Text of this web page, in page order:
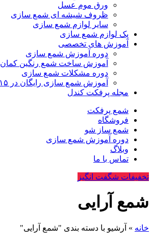
ورق موم عسل
ظروف شیشه ای شمع سازی
سایر لوازم شمع سازی
پک لوازم شمع سازی
آموزش های تخصصی
دوره آموزش شمع سازی
آموزش ساخت شمع رنگین کمان
دوره مشکلات شمع سازی
آموزش شمع سازی رایگان در ۱۵دقیقه + ویدئو
مجله پرفکت کندل
شمع پرفکت
فروشگاه
شمع ساز شو
دوره آموزش شمع سازی
وبلاگ
تماس با ما
تخفیفات شگفت انگیز
شمع آرایی
خانه » آرشیو با دسته بندی "شمع آرایی"